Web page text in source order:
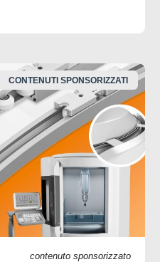
CONTENUTI SPONSORIZZATI
contenuto sponsorizzato